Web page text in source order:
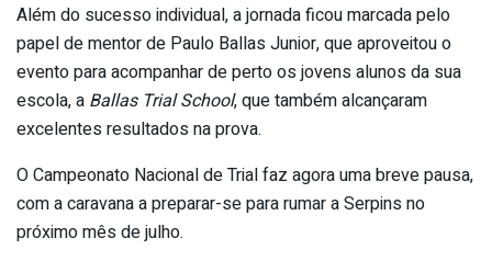
Além do sucesso individual, a jornada ficou marcada pelo
papel de mentor de Paulo Ballas Junior, que aproveitou o
evento para acompanhar de perto os jovens alunos da sua
escola, a Ballas Trial School, que também alcançaram
excelentes resultados na prova.
O Campeonato Nacional de Trial faz agora uma breve pausa,
com a caravana a preparar-se para rumar a Serpins no
próximo mês de julho.